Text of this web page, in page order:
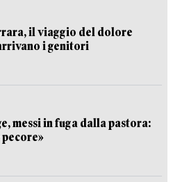
il viaggio del dolore
i genitori
messi in fuga dalla pastora:
pecore»